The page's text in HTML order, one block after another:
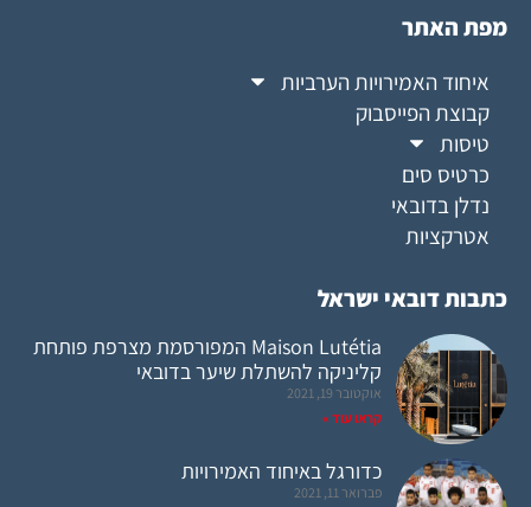
מפת האתר
איחוד האמירויות הערביות
קבוצת הפייסבוק
טיסות
כרטיס סים
נדלן בדובאי
אטרקציות
כתבות דובאי ישראל
Maison Lutétia המפורסמת מצרפת פותחת
קליניקה להשתלת שיער בדובאי
אוקטובר 19, 2021
קראו עוד »
כדורגל באיחוד האמירויות
פברואר 11, 2021